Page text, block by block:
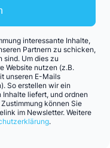
interessante Inhalte,
Partnern zu schicken,
sind. Um dies zu
Website nutzen (z.B.
unseren E-Mails
So erstellen wir ein
liefert, und ordnen
können Sie
im Newsletter. Weitere
.